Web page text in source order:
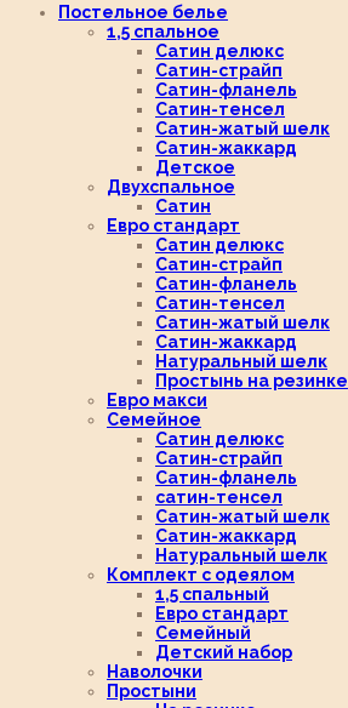
Постельное белье
1,5 спальное
Сатин делюкс
Сатин-страйп
Сатин-фланель
Сатин-тенсел
Сатин-жатый шелк
Сатин-жаккард
Детское
Двухспальное
Сатин
Евро стандарт
Сатин делюкс
Сатин-страйп
Сатин-фланель
Сатин-тенсел
Сатин-жатый шелк
Сатин-жаккард
Натуральный шелк
Простынь на резинке
Евро макси
Семейное
Сатин делюкс
Сатин-страйп
Сатин-фланель
сатин-тенсел
Сатин-жатый шелк
Сатин-жаккард
Натуральный шелк
Комплект с одеялом
1,5 спальный
Евро стандарт
Семейный
Детский набор
Наволочки
Простыни